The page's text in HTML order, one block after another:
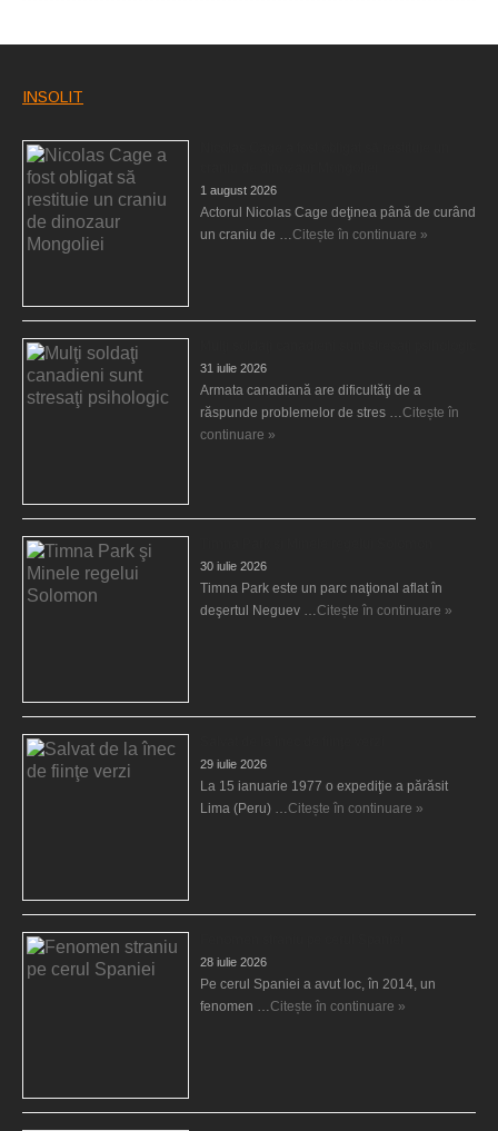
INSOLIT
1 august 2026
Actorul Nicolas Cage deţinea până de curând
un craniu de … Citește în continuare »
31 iulie 2026
Armata canadiană are dificultăţi de a
răspunde problemelor de stres … Citește în
continuare »
30 iulie 2026
Timna Park este un parc naţional aflat în
deşertul Neguev … Citește în continuare »
29 iulie 2026
La 15 ianuarie 1977 o expediţie a părăsit
Lima (Peru) … Citește în continuare »
28 iulie 2026
Pe cerul Spaniei a avut loc, în 2014, un
fenomen … Citește în continuare »